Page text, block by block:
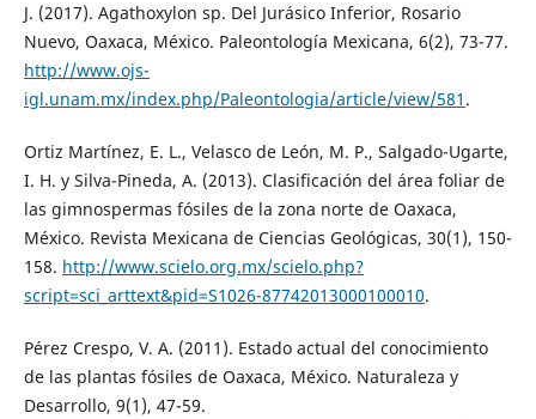
J. (2017). Agathoxylon sp. Del Jurásico Inferior, Rosario
Nuevo, Oaxaca, México. Paleontología Mexicana, 6(2), 73-77.
http://www.ojs-
igl.unam.mx/index.php/Paleontologia/article/view/581 .
Ortiz Martínez, E. L., Velasco de León, M. P., Salgado-Ugarte,
I. H. y Silva-Pineda, A. (2013). Clasificación del área foliar de
las gimnospermas fósiles de la zona norte de Oaxaca,
México. Revista Mexicana de Ciencias Geológicas, 30(1), 150-
158. http://www.scielo.org.mx/scielo.php?
script=sci_arttext&pid=S1026-87742013000100010.
Pérez Crespo, V. A. (2011). Estado actual del conocimiento
de las plantas fósiles de Oaxaca, México. Naturaleza y
Desarrollo, 9(1), 47-59.